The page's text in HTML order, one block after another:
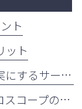
ト
ット
インプラント治療をより安全・確実にするサージカルガイドの重要性
インプラント治療におけるマイクロスコープの活用について